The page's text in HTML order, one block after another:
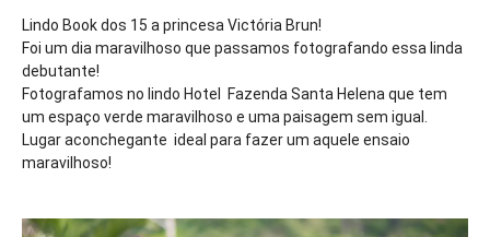
Lindo Book dos 15 a princesa Victória Brun!
Foi um dia maravilhoso que passamos fotografando essa linda
debutante!
Fotografamos no lindo Hotel Fazenda Santa Helena que tem
um espaço verde maravilhoso e uma paisagem sem igual.
Lugar aconchegante ideal para fazer um aquele ensaio
maravilhoso!